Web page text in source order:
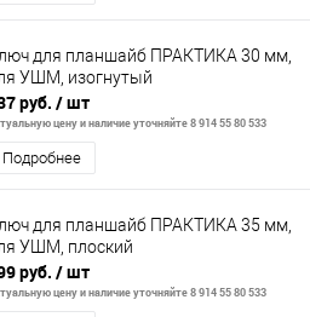
для планшайб ПРАКТИКА 30 мм,
УШМ, изогнутый
руб. / шт
цену и наличие уточняйте 8 914 55 80 533
Подробнее
для планшайб ПРАКТИКА 35 мм,
УШМ, плоский
руб. / шт
цену и наличие уточняйте 8 914 55 80 533